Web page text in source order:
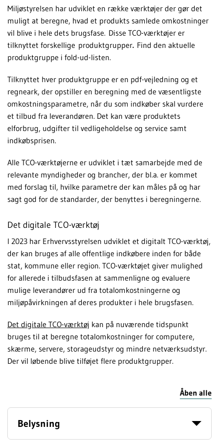
Miljøstyrelsen har udviklet en række værktøjer der gør det
muligt at beregne, hvad et produkts samlede omkostninger
vil blive i hele dets brugsfase. Disse TCO-værktøjer er
tilknyttet forskellige produktgrupper. Find den aktuelle
produktgruppe i fold-ud-listen.
Tilknyttet hver produktgruppe er en pdf-vejledning og et
regneark, der opstiller en beregning med de væsentligste
omkostningsparametre, når du som indkøber skal vurdere
et tilbud fra leverandøren. Det kan være produktets
elforbrug, udgifter til vedligeholdelse og service samt
indkøbsprisen.
Alle TCO-værktøjerne er udviklet i tæt samarbejde med de
relevante myndigheder og brancher, der bl.a. er kommet
med forslag til, hvilke parametre der kan måles på og har
sagt god for de standarder, der benyttes i beregningerne.
Det digitale TCO-værktøj
I 2023 har Erhvervsstyrelsen udviklet et digitalt TCO-værktøj,
der kan bruges af alle offentlige indkøbere inden for både
stat, kommune eller region. TCO-værktøjet giver mulighed
for allerede i tilbudsfasen at sammenligne og evaluere
mulige leverandører ud fra totalomkostningerne og
miljøpåvirkningen af deres produkter i hele brugsfasen.
Det digitale TCO-værktøj kan på nuværende tidspunkt
bruges til at beregne totalomkostninger for computere,
skærme, servere, storageudstyr og mindre netværksudstyr.
Der vil løbende blive tilføjet flere produktgrupper.
Åben alle
Belysning